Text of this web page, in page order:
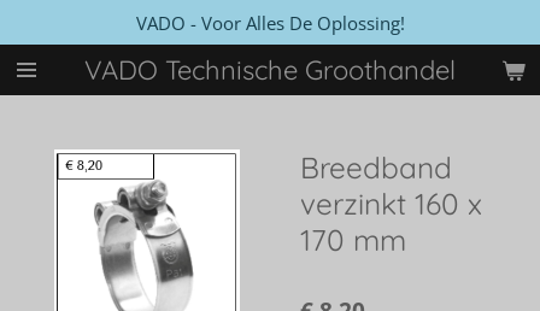
direct
naar
VADO Technische Groothandel
VADO - Voor Alles De Oplossing!
Breedband
verzinkt 160 x
170 mm